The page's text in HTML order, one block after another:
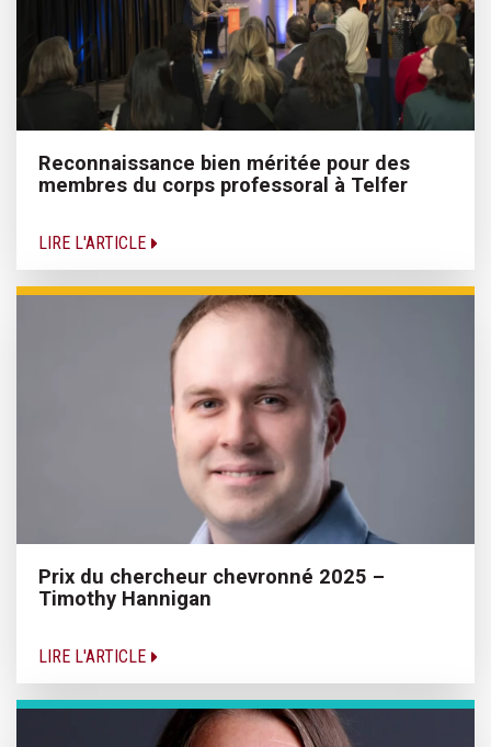
Reconnaissance bien méritée pour des
membres du corps professoral à Telfer
LIRE L'ARTICLE
Prix du chercheur chevronné 2025 –
Timothy Hannigan
LIRE L'ARTICLE